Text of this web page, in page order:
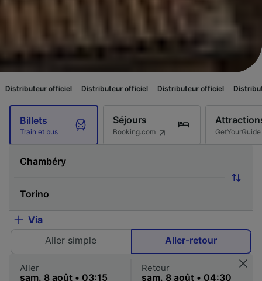
Distributeur officiel Distributeur officiel Distributeur officiel
Billets
Train et bus
Séjours
Booking.com GetYourGuide
Via
Aller simple
Aller-retour
Aller Retour